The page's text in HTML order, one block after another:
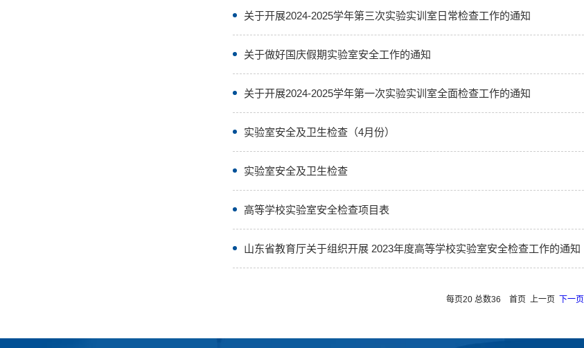
关于开展2024-2025学年第三次实验实训室日常检查工作的通知
关于做好国庆假期实验室安全工作的通知
关于开展2024-2025学年第一次实验实训室全面检查工作的通知
实验室安全及卫生检查（4月份）
实验室安全及卫生检查
高等学校实验室安全检查项目表
山东省教育厅关于组织开展 2023年度高等学校实验室安全检查工作的通知
每页20 总数36 首页 上一页 下一页